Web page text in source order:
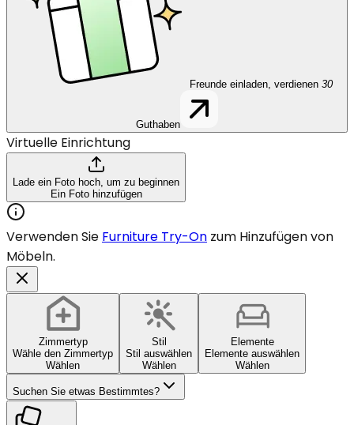
Freunde einladen, verdienen 30
Guthaben
Virtuelle Einrichtung
Lade ein Foto hoch, um zu beginnen
Ein Foto hinzufügen
Verwenden Sie Furniture Try-On zum Hinzufügen von
Möbeln.
Zimmertyp
Wähle den Zimmertyp
Wählen
Stil
Stil auswählen
Wählen
Elemente
Elemente auswählen
Wählen
Suchen Sie etwas Bestimmtes?